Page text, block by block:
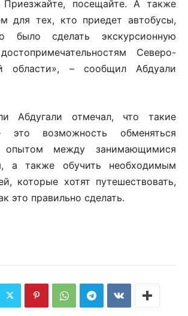
Приезжайте, посещайте. А также
для тех, кто приедет автобусы,
было сделать экскурсионную
Северо-
области», – сообщил Абдуали
Абдугали отмечал, что такие
это возможность обменяться
опытом между занимающимися
а также обучить необходимым
которые хотят путешествовать,
это правильно сделать.